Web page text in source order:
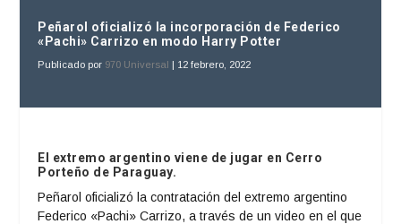
Peñarol oficializó la incorporación de Federico
«Pachi» Carrizo en modo Harry Potter
Publicado por 970 Universal | 12 febrero, 2022
El extremo argentino viene de jugar en Cerro
Porteño de Paraguay.
Peñarol oficializó la contratación del extremo argentino
Federico «Pachi» Carrizo, a través de un video en el que